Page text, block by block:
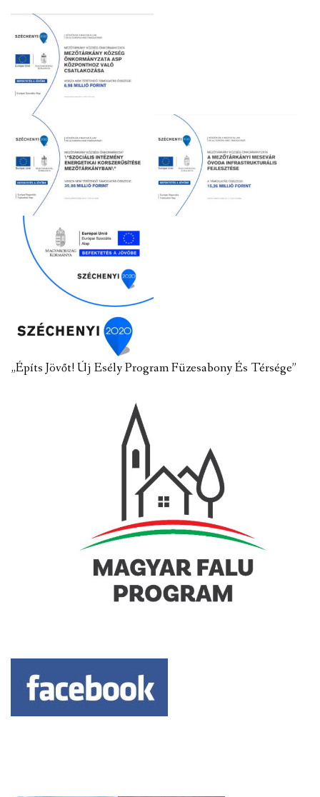
„Építs Jövőt! Új Esély Program Füzesabony És Térsége”